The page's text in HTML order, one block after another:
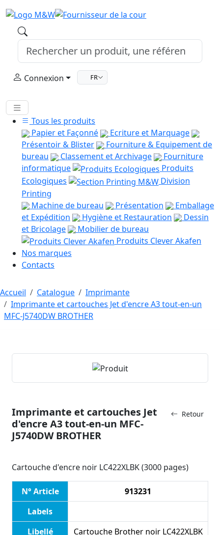
Connexion FR
Tous les produits
Papier et Façonné
Ecriture et Marquage
Présentoir & Blister
Fourniture & Equipement de
bureau
Classement et Archivage
Fourniture
informatique
Produits
Ecologiques
Division
Printing
Machine de bureau
Présentation
Emballage
et Expédition
Hygiène et Restauration
Dessin
et Bricolage
Mobilier de bureau
Produits Clever Akafen
Nos marques
Contacts
Accueil Catalogue
Imprimante
Imprimante et cartouches Jet d'encre A3 tout-en-un
MFC-J5740DW BROTHER
Retour
Imprimante et cartouches Jet
d'encre A3 tout-en-un MFC-
J5740DW BROTHER
Cartouche d'encre noir LC422XLBK (3000 pages)
N° Article
913231
Labels
Libellé
Cartouche Brother noir LC422XLBK